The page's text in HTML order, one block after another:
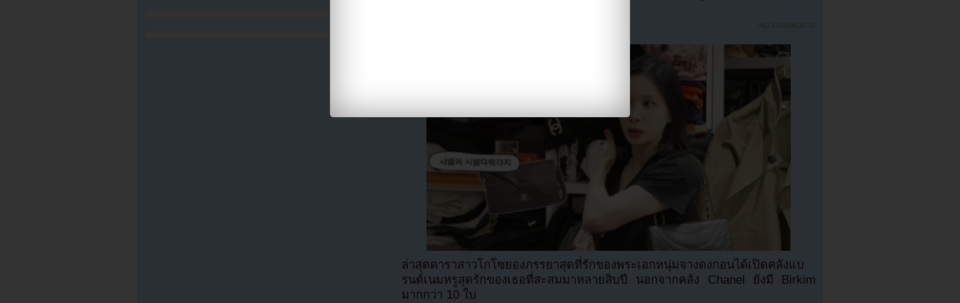
NO COMMENTS
ล่าสุดดาราสาวโกโซยองภรรยาสุดที่รักของพระเอกหนุ่มจางดงกอนได้เปิดคลังแบ
รนด์เนมหรูสุดรักของเธอที่สะสมมาหลายสิบปี นอกจากคลัง Chanel ยังมี Birkim
มากกว่า 10 ใบ